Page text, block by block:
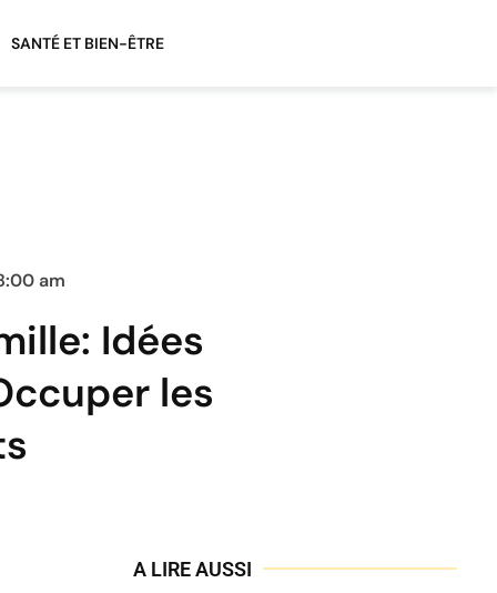
SANTÉ ET BIEN-ÊTRE
am
Idées
les
A LIRE AUSSI